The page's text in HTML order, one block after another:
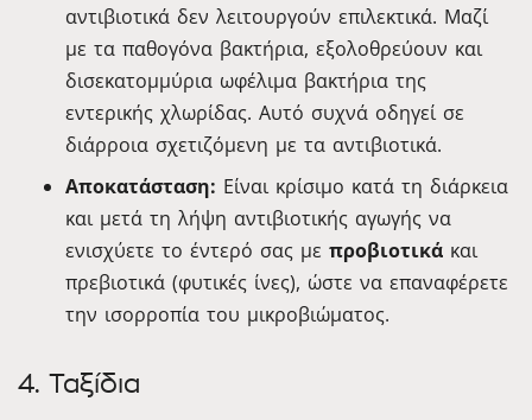
αντιβιοτικά δεν λειτουργούν επιλεκτικά. Μαζί
με τα παθογόνα βακτήρια, εξολοθρεύουν και
δισεκατομμύρια ωφέλιμα βακτήρια της
εντερικής χλωρίδας. Αυτό συχνά οδηγεί σε
διάρροια σχετιζόμενη με τα αντιβιοτικά.
Αποκατάσταση: Είναι κρίσιμο κατά τη διάρκεια
και μετά τη λήψη αντιβιοτικής αγωγής να
ενισχύετε το έντερό σας με προβιοτικά και
πρεβιοτικά (φυτικές ίνες), ώστε να επαναφέρετε
την ισορροπία του μικροβιώματος.
4. Ταξίδια